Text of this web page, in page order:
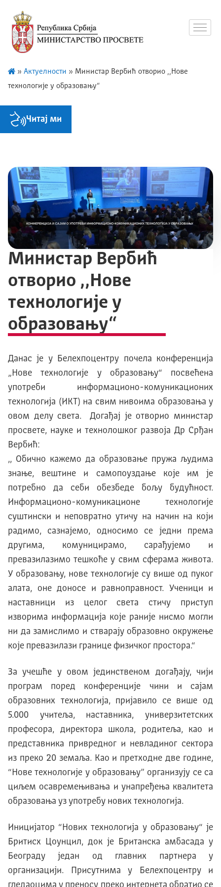
» Актуелности » Министар Вербић отворио ,,Нове
технологије у образовању“
Читај ми
Министар Вербић
отворио ,,Нове
технологије у
образовању“
Данас је у Белеxпоцентру почела конференција
„Нове технологије у образовању“ посвећена
употреби информационо-комуникационих
технологија (ИКТ) на свим нивоима образовања у
овом делу света. Догађај је отворио министар
просвете, науке и технолошког развоја Др Срђан
Вербић:
,, Обично кажемо да образовање пружа људима
знање, вештине и самопоуздање које им је
потребно да себи обезбеде бољу будућност.
Информационо-комуникационе технологије
суштински и неповратно утичу на начин на који
радимо, сазнајемо, односимо се једни према
другима, комуницирамо, сарађујемо и
превазилазимо тешкоће у свим сферама живота.
У образовању, нове технологије су више од пуког
алата, оне доносе и равноправност. Ученици и
наставници из целог света стичу приступ
изворима информација које раније нисмо могли
ни да замислимо и стварају образовно окружење
које превазилази границе физичког простора.“
За учешће у овом јединственом догађају, чији
програм поред конференције чини и сајам
образовних технологија, пријавило се више од
5.000 учитеља, наставника, универзитетских
професора, директора школа, родитеља, као и
представника привредног и невладиног сектора
из преко 20 земаља. Као и претходне две године,
“Нове технологије у образовању” организују се са
циљем осавремењивања и унапређења квалитета
образовања уз употребу нових технологија.
Иницијатор “Нових технологија у образовању“ је
Бритисх Цоунцил, док је Британска амбасада у
Београду један од главних партнера у
организацији. Присутнима у Белеxпоцентру и
гледаоцима у преносу преко интернета обратио се